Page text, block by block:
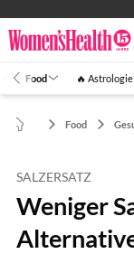
Food 🔥 Astrologie
Food
SALZERSATZ
Weniger